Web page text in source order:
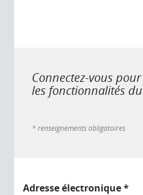
Connectez-vous
les fonctionnalités
* renseignements obligatoires
Adresse électronique*